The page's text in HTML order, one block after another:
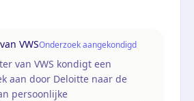
VWSOnderzoek aangekondigd
van VWS kondigt een
aan door Deloitte naar de
persoonlijke